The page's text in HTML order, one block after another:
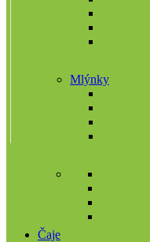
Mlýnky
Čaje